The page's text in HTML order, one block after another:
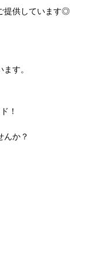
提供しています◎
す。
！
んか？